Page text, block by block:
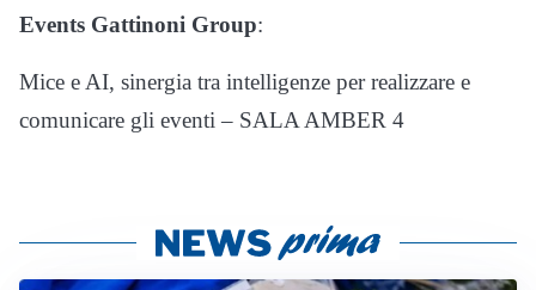
Events Gattinoni Group:
Mice e AI, sinergia tra intelligenze per realizzare e
comunicare gli eventi – SALA AMBER 4